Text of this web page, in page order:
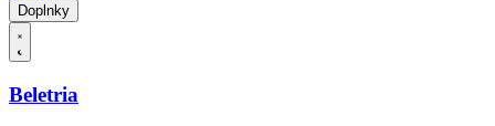
Doplnky
Beletria